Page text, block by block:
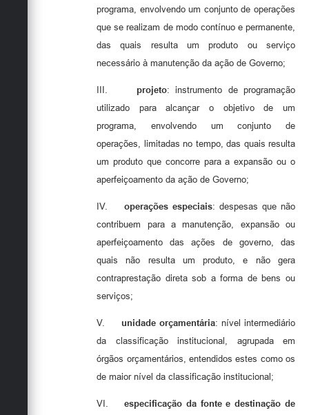
programa, envolvendo um conjunto de operações
que se realizam de modo contínuo e permanente,
das quais resulta um produto ou serviço
necessário à manutenção da ação de Governo;
projeto: instrumento de programação
utilizado para alcançar o objetivo de um
programa, envolvendo um conjunto de
operações, limitadas no tempo, das quais resulta
um produto que concorre para a expansão ou o
aperfeiçoamento da ação de Governo;
IV. operações especiais: despesas que não
contribuem para a manutenção, expansão ou
aperfeiçoamento das ações de governo, das
quais não resulta um produto, e não gera
contraprestação direta sob a forma de bens ou
serviços;
V. unidade orçamentária: nível intermediário
da classificação institucional, agrupada em
órgãos orçamentários, entendidos estes como os
de maior nível da classificação institucional;
VI.
especificação da fonte e destinação de